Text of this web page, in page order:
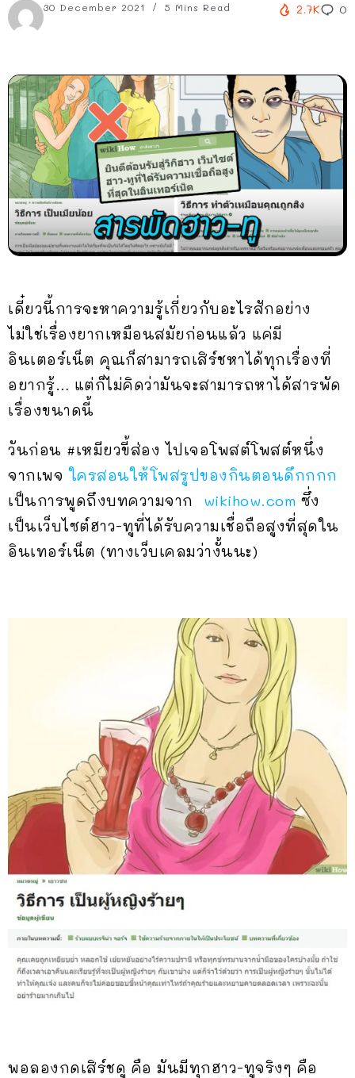
30 December 2021 5 Mins Read 2.7K 0
เดี๋ยวนี้การจะหาความรู้เกี่ยวกับอะไรสักอย่าง
ไม่ใช่เรื่องยากเหมือนสมัยก่อนแล้ว แค่มี
อินเตอร์เน็ต คุณก็สามารถเสิร์ชหาได้ทุกเรื่องที่
อยากรู้… แต่ก็ไม่คิดว่ามันจะสามารถหาได้สารพัด
เรื่องขนาดนี้
วันก่อน #เหมียวขี้ส่อง ไปเจอโพสต์โพสต์หนึ่ง
จากเพจใครสอนให้โพสรูปของกินตอนดึกกกก
เป็นการพูดถึงบทความจาก wikihow.com ซึ่ง
เป็นเว็บไซต์ฮาว-ทูที่ได้รับความเชื่อถือสูงที่สุดใน
อินเทอร์เน็ต (ทางเว็บเคลมว่างั้นนะ)
พอลองกดเสิร์ชดู คือ มันมีทุกฮาว-ทูจริงๆ คือ